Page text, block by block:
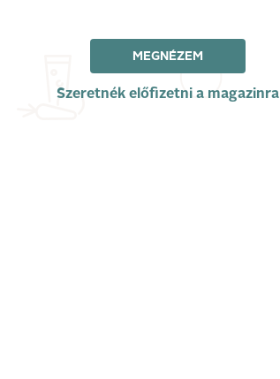
MEGNÉZEM
Szeretnék előfizetni a magazinra